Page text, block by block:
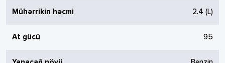
Mühərrikin həcmi 2.4 (L)
At gücü 95